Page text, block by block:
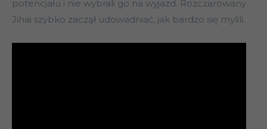
potencjału i nie wybrali go na wyjazd. Rozczarowany
Jihai szybko zaczął udowadniać, jak bardzo się mylili.